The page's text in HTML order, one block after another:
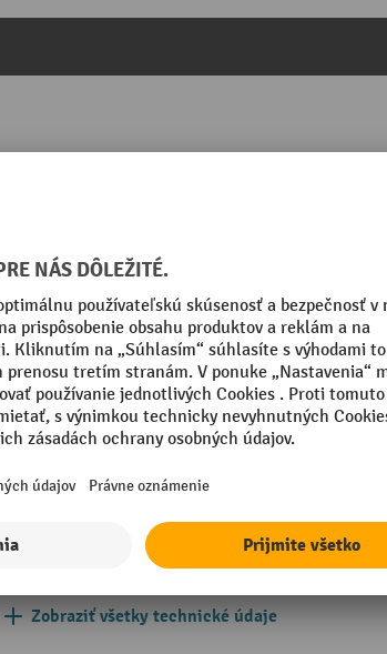
operadlo, modré
s
Prestavenie sklonu sedadla
Prestaviteľná výška sedadla
Segmentu
Tvar lakťovej opierky
Zobraziť všetky technické údaje